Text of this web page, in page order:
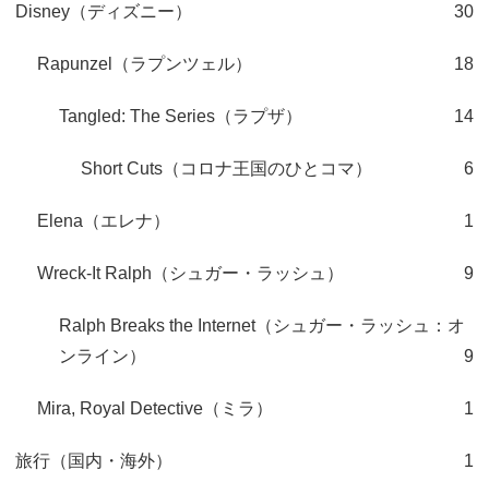
Disney（ディズニー） 30
Rapunzel（ラプンツェル） 18
Tangled: The Series（ラプザ） 14
Short Cuts（コロナ王国のひとコマ） 6
Elena（エレナ） 1
Wreck-It Ralph（シュガー・ラッシュ） 9
Ralph Breaks the Internet（シュガー・ラッシュ：オ
ンライン）
9
Mira, Royal Detective（ミラ） 1
旅行（国内・海外） 1